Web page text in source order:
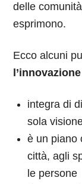
delle
esprimono.
Ecco alcuni
integra di
sola
è un piano
città, agli
le persone